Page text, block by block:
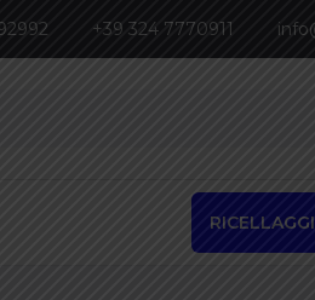
+39 324 7770911